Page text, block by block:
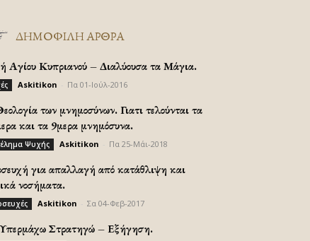
ΔΗΜΟΦΙΛΗ ΑΡΘΡΑ
Αγίου Κυπριανού – Διαλύουσα τα Μάγια.
Askitikon Πα 01-Ιούλ-2016
των μνημοσύνων. Γιατι τελούνται τα
και τα 9μερα μνημόσυνα.
Ψυχής Askitikon Πα 25-Μάι-2018
για απαλλαγή από κατάθλιψη και
νοσήματα.
Askitikon Σα 04-Φεβ-2017
Στρατηγώ – Εξήγηση.